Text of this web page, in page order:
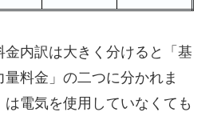
金内訳は大きく分けると「基
料金」の二つに分かれま
電気を使用していなくても